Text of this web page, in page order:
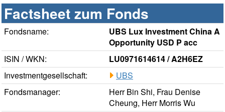
Factsheet zum Fonds
Fondsname:
UBS Lux Investment China A
Opportunity USD P acc
ISIN / WKN:
LU0971614614 / A2H6EZ
Investmentgesellschaft:
UBS
Fondsmanager:
Herr Bin Shi, Frau Denise
Cheung, Herr Morris Wu